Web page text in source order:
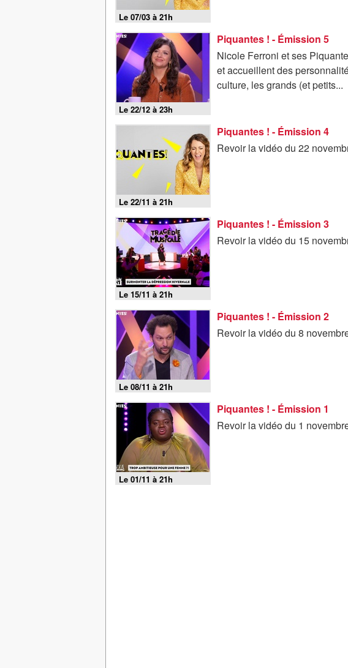
Le 07/03 à 21h
Le 22/12 à 23h
Piquantes ! - Émission 5
Nicole Ferroni et ses
et accueillent des
culture, les grands (et petits...
Le 22/11 à 21h
Piquantes ! - Émission 4
Revoir la vidéo du 22
Le 15/11 à 21h
Piquantes ! - Émission 3
Revoir la vidéo du 15
Le 08/11 à 21h
Piquantes ! - Émission 2
Revoir la vidéo du 8
Le 01/11 à 21h
Piquantes ! - Émission 1
Revoir la vidéo du 1